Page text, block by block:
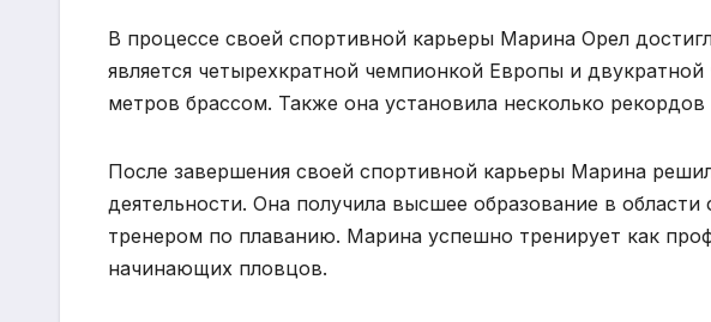
В процессе своей спортивной карьеры Марина Орел
является четырехкратной чемпионкой Европы и
метров брассом. Также она установила несколько
После завершения своей спортивной карьеры Марина
деятельности. Она получила высшее образование в области
тренером по плаванию. Марина успешно тренирует как
начинающих пловцов.